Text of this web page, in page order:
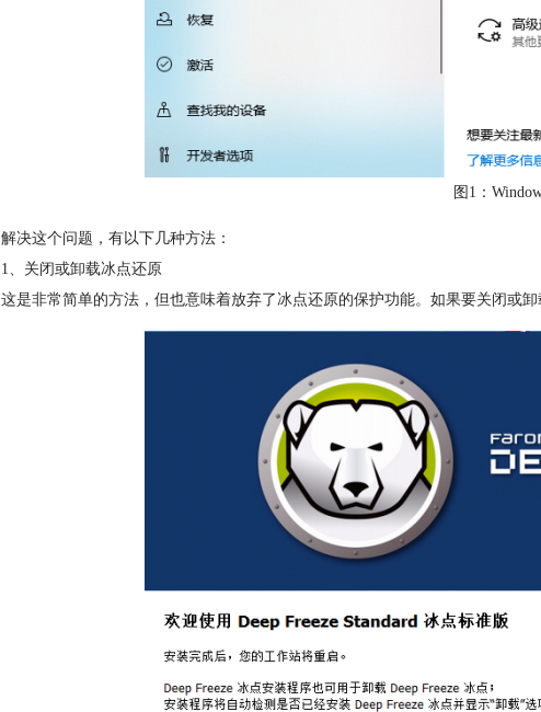
图1：
解决这个问题，有以下几种方法：
1、关闭或卸载冰点还原
这是非常简单的方法，但也意味着放弃了冰点还原的保护功能。如果要关闭或